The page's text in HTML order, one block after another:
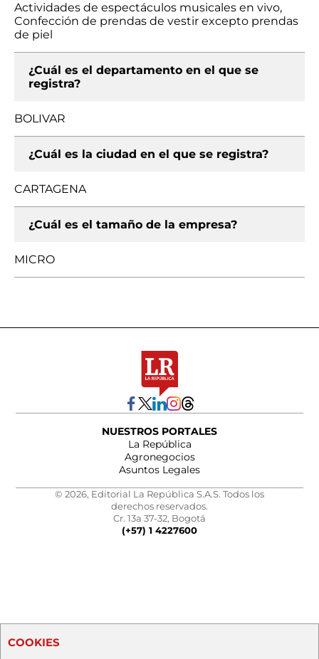
Actividades de espectáculos musicales en vivo,
Confección de prendas de vestir excepto prendas
de piel
¿Cuál es el departamento en el que se
registra?
BOLIVAR
¿Cuál es la ciudad en el que se registra?
CARTAGENA
¿Cuál es el tamaño de la empresa?
MICRO
NUESTROS PORTALES
La República
Agronegocios
Asuntos Legales
© 2026, Editorial La República S.A.S. Todos los
derechos reservados.
Cr. 13a 37-32, Bogotá
(+57) 1 4227600
COOKIES